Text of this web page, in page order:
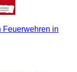
Feuerwehren in